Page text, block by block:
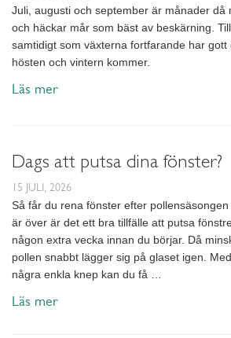
Juli, augusti och september är månader då
och häckar mår som bäst av beskärning.
samtidigt som växterna fortfarande har gott
hösten och vintern kommer.
Läs mer
Dags att putsa dina fönster?
15 JULI, 2026
Så får du rena fönster efter
är över är det ett bra tillfälle att putsa
någon extra vecka innan du börjar. Då
pollen snabbt lägger sig på glaset igen.
några enkla knep kan du få …
Läs mer